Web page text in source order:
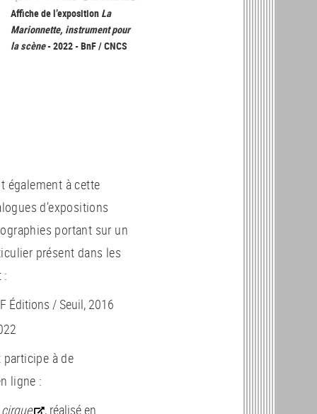
Affiche de l’exposition La
Marionnette, instrument pour
la scène- 2022 - BnF / CNCS
également à cette
d’expositions
portant sur un
présent dans les
:
Éditions / Seuil, 2016
à de
ligne :
, réalisé en